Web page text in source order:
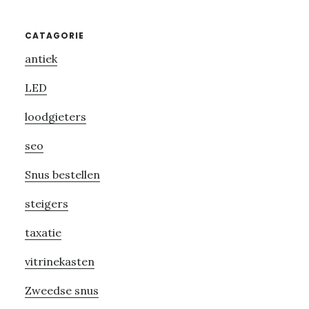
Primary
Sidebar
CATAGORIE
antiek
LED
loodgieters
seo
Snus bestellen
steigers
taxatie
vitrinekasten
Zweedse snus